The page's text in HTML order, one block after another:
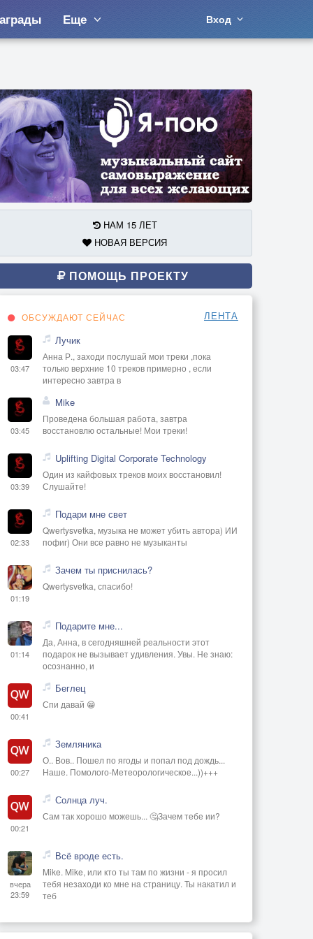
Еще Вход
НАМ 15 ЛЕТ
НОВАЯ ВЕРСИЯ
ПОМОЩЬ ПРОЕКТУ
ОБСУЖДАЮТ СЕЙЧАС ЛЕНТА
03:47
Лучик
Анна Р., заходи послушай мои треки ,пока
только верхние 10 треков примерно , если
интересно завтра в
03:45
Mike
Проведена большая работа, завтра
восстановлю остальные! Мои треки!
03:39
Uplifting Digital Corporate Technology
Один из кайфовых треков моих восстановил!
Слушайте!
02:33
Подари мне свет
Qwertysvetka, музыка не может убить автора) ИИ
пофиг) Они все равно не музыканты
01:19
Зачем ты приснилась?
Qwertysvetka, спасибо!
01:14
Подарите мне...
Да, Анна, в сегодняшней реальности этот
подарок не вызывает удивления. Увы. Не знаю:
осознанно, и
00:41
Беглец
Спи давай 😁
00:27
Земляника
О.. Вов.. Пошел по ягоды и попал под дождь...
Наше. Помолого-Метеорологическое...))+++
00:21
Солнца луч.
Сам так хорошо можешь... 🤔Зачем тебе ии?
вчера
23:59
Всё вроде есть.
Mike. Mike, или кто ты там по жизни - я просил
тебя незаходи ко мне на страницу. Ты накатил и
теб